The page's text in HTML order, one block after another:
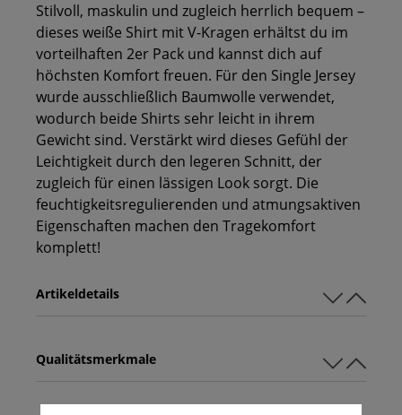
Stilvoll, maskulin und zugleich herrlich bequem –
dieses weiße Shirt mit V-Kragen erhältst du im
vorteilhaften 2er Pack und kannst dich auf
höchsten Komfort freuen. Für den Single Jersey
wurde ausschließlich Baumwolle verwendet,
wodurch beide Shirts sehr leicht in ihrem
Gewicht sind. Verstärkt wird dieses Gefühl der
Leichtigkeit durch den legeren Schnitt, der
zugleich für einen lässigen Look sorgt. Die
feuchtigkeitsregulierenden und atmungsaktiven
Eigenschaften machen den Tragekomfort
komplett!
Qualitätsmerkmale
Artikeldetails